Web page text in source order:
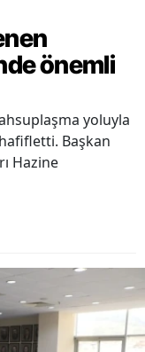
önemli
yoluyla
Başkan
Hazine